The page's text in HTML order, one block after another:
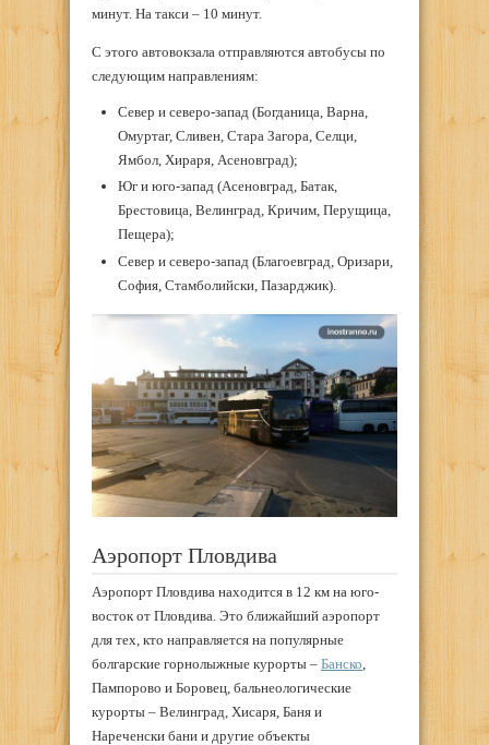
минут. На такси – 10 минут.
С этого автовокзала отправляются автобусы по
следующим направлениям:
Север и северо-запад (Богданица, Варна,
Омуртаг, Сливен, Стара Загора, Селци,
Ямбол, Хираря, Асеновград);
Юг и юго-запад (Асеновград, Батак,
Брестовица, Велинград, Кричим, Перущица,
Пещера);
Север и северо-запад (Благоевград, Оризари,
София, Стамболийски, Пазарджик).
Аэропорт Пловдива
Аэропорт Пловдива находится в 12 км на юго-
восток от Пловдива. Это ближайший аэропорт
для тех, кто направляется на популярные
болгарские горнолыжные курорты – Банско,
Пампорово и Боровец, бальнеологические
курорты – Велинград, Хисаря, Баня и
Нареченски бани и другие объекты